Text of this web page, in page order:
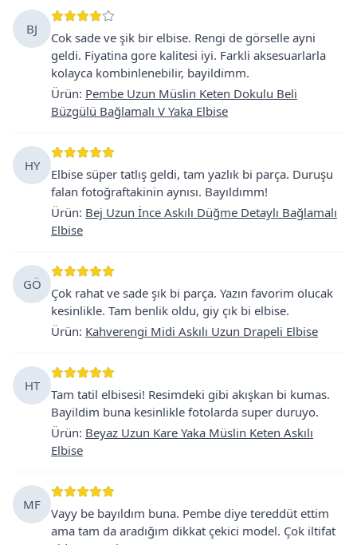
BJ
Cok sade ve şik bir elbise. Rengi de görselle ayni
geldi. Fiyatina gore kalitesi iyi. Farkli aksesuarlarla
kolayca kombinlenebilir, bayildimm.
Ürün: Pembe Uzun Müslin Keten Dokulu Beli
Büzgülü Bağlamalı V Yaka Elbise
HY
Elbise süper tatlış geldi, tam yazlık bi parça. Duruşu
falan fotoğraftakinin aynısı. Bayıldımm!
Ürün: Bej Uzun İnce Askılı Düğme Detaylı Bağlamalı
Elbise
GÖ
Çok rahat ve sade şık bi parça. Yazın favorim olucak
kesinlikle. Tam benlik oldu, giy çık bi elbise.
Ürün: Kahverengi Midi Askılı Uzun Drapeli Elbise
HT
Tam tatil elbisesi! Resimdeki gibi akışkan bi kumas.
Bayildim buna kesinlikle fotolarda super duruyo.
Ürün: Beyaz Uzun Kare Yaka Müslin Keten Askılı
Elbise
MF
Vayy be bayıldım buna. Pembe diye tereddüt ettim
ama tam da aradığım dikkat çekici model. Çok iltifat